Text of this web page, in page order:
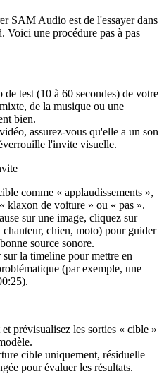
SAM Audio est de l'essayer dans
Voici une procédure pas à pas
test (10 à 60 secondes) de votre
de la musique ou une
bien.
assurez-vous qu'elle a un son
l'invite visuelle.
comme « applaudissements »,
klaxon de voiture » ou « pas ».
sur une image, cliquez sur
chien, moto) pour guider
source sonore.
sur la timeline pour mettre en
(par exemple, une
prévisualisez les sorties « cible »
cible uniquement, résiduelle
pour évaluer les résultats.